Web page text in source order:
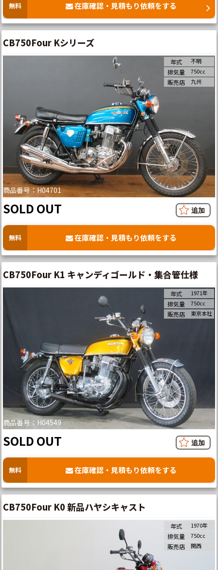
無料 在庫確認・見積もり依頼をする
CB750Four Kシリーズ
商品番号：H04701
年式 不明
排気量 750cc
販売店 九州
SOLD OUT
無料 在庫確認・見積もり依頼をする
CB750Four K1 キャンディゴールド・集合管仕様
商品番号：H04549
年式 1971年
排気量 750cc
販売店 東京本社
SOLD OUT
無料 在庫確認・見積もり依頼をする
CB750Four K0 新品ハヤシキャスト
年式 1970年
排気量 750cc
販売店 関西